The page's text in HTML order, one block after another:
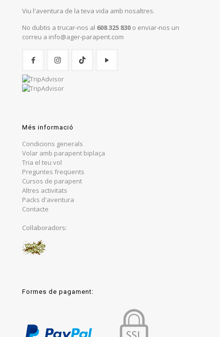
Viu l'aventura de la teva vida amb nosaltres.
No dubtis a trucar-nos al 608 325 830 o enviar-nos un
correu a info@ager-parapent.com
Més informació
Condicions generals
Volar amb parapent biplaça
Tria el teu vol
Preguntes freqüents
Cursos de parapent
Altres activitats
Packs d'aventura
Contacte
Col·laboradors:
Formes de pagament: